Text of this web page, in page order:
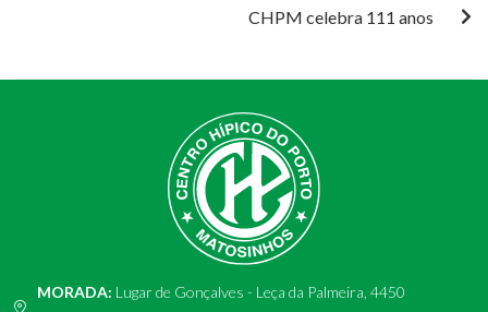
CHPM celebra 111 anos
MORADA: Lugar de Gonçalves - Leça da Palmeira, 4450